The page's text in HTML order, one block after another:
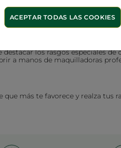
un maquillaje adaptado
y personalizado.
los rasgos especiales
a manos de maquilladoras
que más te favorece y realza tus
ACEPTAR TODAS LAS COOKIES